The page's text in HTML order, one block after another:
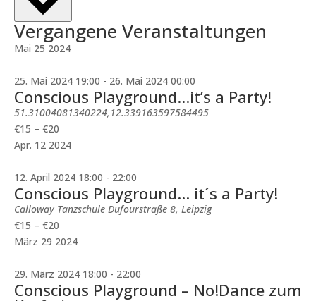
Vergangene Veranstaltungen
Mai 25 2024
25. Mai 2024 19:00 - 26. Mai 2024 00:00
Conscious Playground…it’s a Party!
51.31004081340224,12.339163597584495
€15 – €20
Apr. 12 2024
12. April 2024 18:00 - 22:00
Conscious Playground… it´s a Party!
Calloway Tanzschule Dufourstraße 8, Leipzig
€15 – €20
März 29 2024
29. März 2024 18:00 - 22:00
Conscious Playground – No!Dance zum